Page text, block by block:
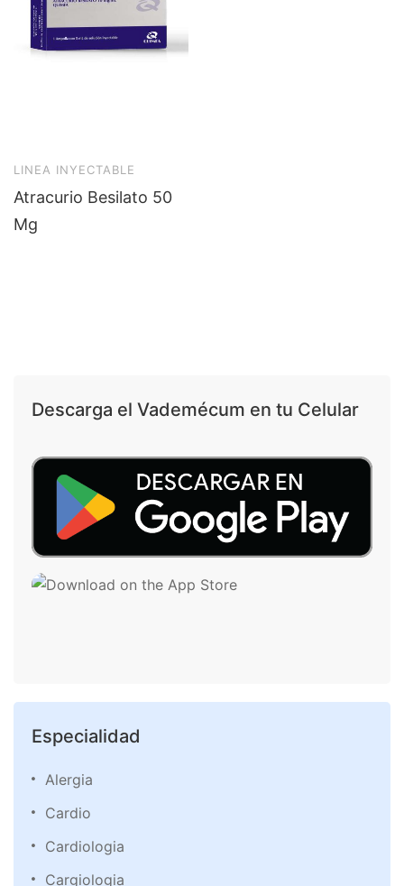
Descarga el Vademécum en tu Celular
Especialidad
Alergia
Cardio
Cardiologia
Cargiologia
LINEA INYECTABLE
Atracurio Besilato 50
Mg